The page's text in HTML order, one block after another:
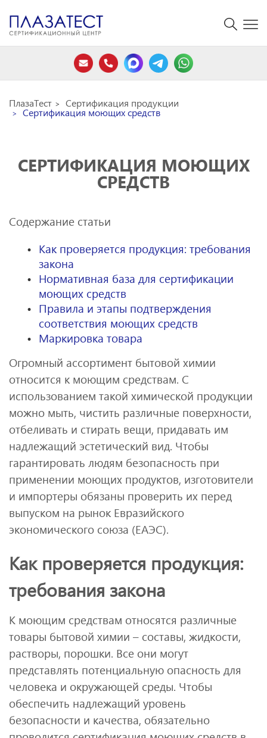
ПлазаТест Сертификация продукции
Сертификация моющих средств
СЕРТИФИКАЦИЯ МОЮЩИХ
СРЕДСТВ
Содержание статьи
Как проверяется продукция: требования
закона
Нормативная база для сертификации
моющих средств
Правила и этапы подтверждения
соответствия моющих средств
Маркировка товара
Огромный ассортимент бытовой химии
относится к моющим средствам. С
использованием такой химической продукции
можно мыть, чистить различные поверхности,
отбеливать и стирать вещи, придавать им
надлежащий эстетический вид. Чтобы
гарантировать людям безопасность при
применении моющих продуктов, изготовители
и импортеры обязаны проверить их перед
выпуском на рынок Евразийского
экономического союза (ЕАЭС).
Как проверяется продукция:
требования закона
К моющим средствам относятся различные
товары бытовой химии – составы, жидкости,
растворы, порошки. Все они могут
представлять потенциальную опасность для
человека и окружающей среды. Чтобы
обеспечить надлежащий уровень
безопасности и качества, обязательно